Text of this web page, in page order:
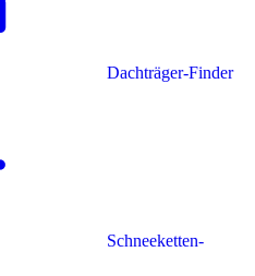
Dachträger-Finder
Schneeketten-